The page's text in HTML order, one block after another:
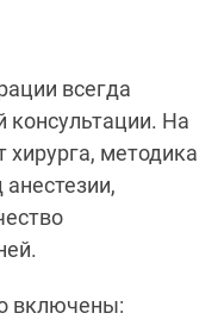
всегда
консультации. На
методика
включены: